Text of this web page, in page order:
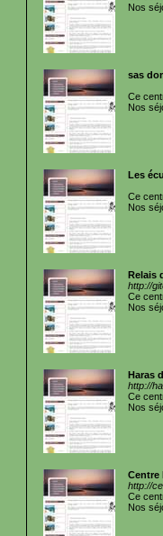
Nos
sas
Ce
Nos
Les
Ce
Nos
Relais
http://
Ce
Nos
Haras
http://
Ce
Nos
Centre
http://
Ce
Nos